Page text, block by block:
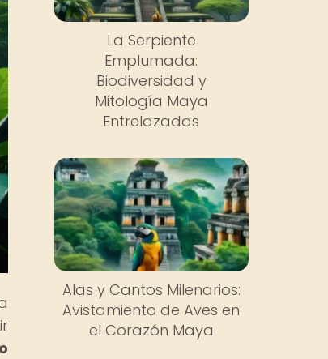
La Serpiente
Emplumada:
Biodiversidad y
Mitología Maya
Entrelazadas
Alas y Cantos Milenarios:
Avistamiento de Aves en
el Corazón Maya